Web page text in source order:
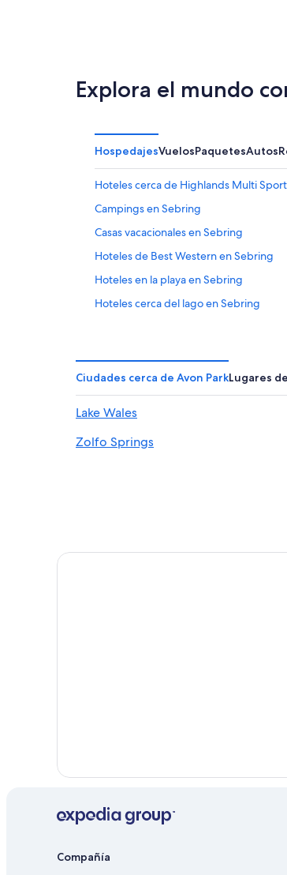
Explora el mundo
HospedajesVuelosPaquetesAutos
Hoteles cerca de Highlands Multi
Campings en Sebring
Casas vacacionales en Sebring
Hoteles de Best Western en Sebring
Hoteles en la playa en Sebring
Hoteles cerca del lago en Sebring
Moteles en Sebring
Hoteles con parque acuático en Florida
Cabañas en Florida
Hoteles todo incluido en Sun 'n Lake
Ciudades cerca de Avon ParkLugares
Lake Wales
Zolfo Springs
Compañía